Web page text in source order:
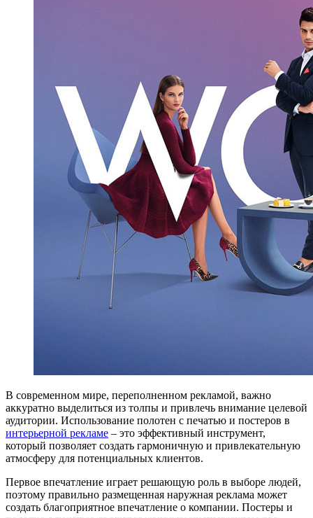
В современном мире, переполненном рекламой, важно
аккуратно выделиться из толпы и привлечь внимание целевой
аудитории. Использование полотен с печатью и постеров в
интерьерной рекламе – это эффективный инструмент,
который позволяет создать гармоничную и привлекательную
атмосферу для потенциальных клиентов.
Первое впечатление играет решающую роль в выборе людей,
поэтому правильно размещенная наружная реклама может
создать благоприятное впечатление о компании. Постеры и